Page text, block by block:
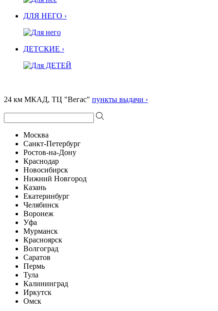
ДЛЯ НЕГО ›
ДЕТСКИЕ ›
24 км МКАД, ТЦ "Вегас" пункты выдачи ›
Москва
Санкт-Петербург
Ростов-на-Дону
Краснодар
Новосибирск
Нижний Новгород
Казань
Екатеринбург
Челябинск
Воронеж
Уфа
Мурманск
Красноярск
Волгоград
Саратов
Пермь
Тула
Калининград
Иркутск
Омск